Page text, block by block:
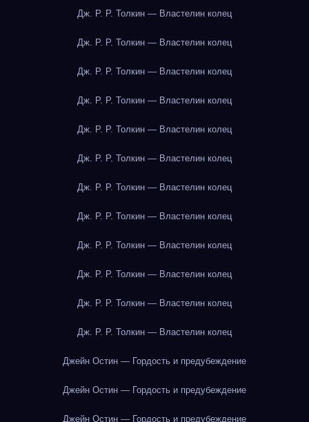
Дж. Р. Р. Толкин — Властелин колец
Дж. Р. Р. Толкин — Властелин колец
Дж. Р. Р. Толкин — Властелин колец
Дж. Р. Р. Толкин — Властелин колец
Дж. Р. Р. Толкин — Властелин колец
Дж. Р. Р. Толкин — Властелин колец
Дж. Р. Р. Толкин — Властелин колец
Дж. Р. Р. Толкин — Властелин колец
Дж. Р. Р. Толкин — Властелин колец
Дж. Р. Р. Толкин — Властелин колец
Дж. Р. Р. Толкин — Властелин колец
Дж. Р. Р. Толкин — Властелин колец
Джейн Остин — Гордость и предубеждение
Джейн Остин — Гордость и предубеждение
Джейн Остин — Гордость и предубеждение